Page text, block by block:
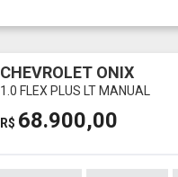
CHEVROLET ONIX
1.0 FLEX PLUS LT MANUAL
R$ 68.900,00